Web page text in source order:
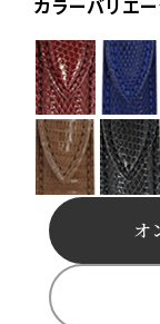
カラーバリエ
オ